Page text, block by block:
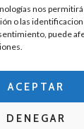
nos
o las
puede
ACEPTAR
DENEGAR
de
/ Encuesta
Mi cuenta